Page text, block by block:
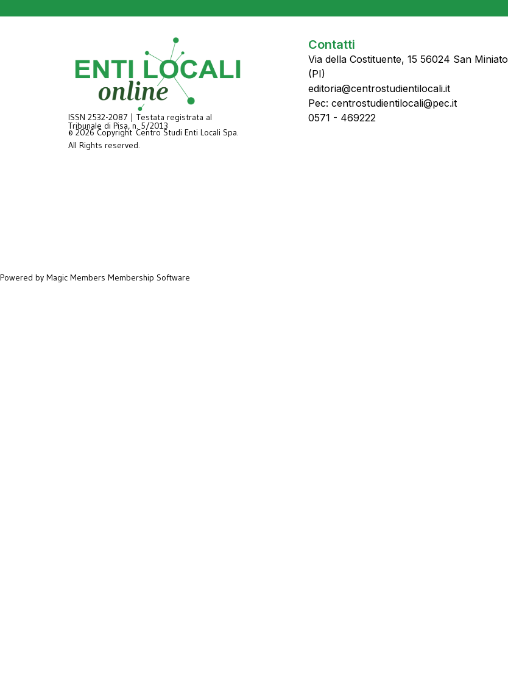
ISSN 2532-2087 | Testata registrata al
Tribunale di Pisa, n. 5/2013
© 2026 Copyright Centro Studi Enti Locali Spa.
All Rights reserved.
Contatti
Via della Costituente, 15 56024 San Miniato
(PI)
editoria@centrostudientilocali.it
Pec: centrostudientilocali@pec.it
0571 - 469222
Powered by Magic Members Membership Software